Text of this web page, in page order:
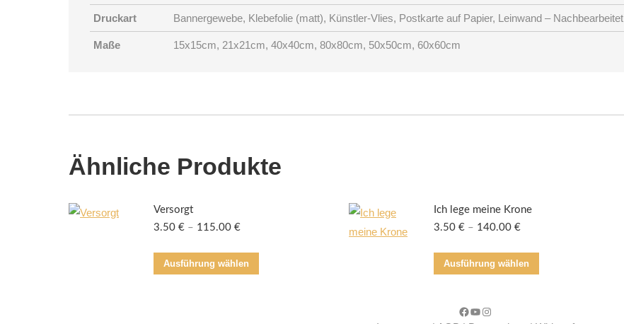
Druckart Bannergewebe, Klebefolie (matt), Künstler-Vlies, Postkarte auf Papier, Leinwand – Nachbearbeitet
Maße 15x15cm, 21x21cm, 40x40cm, 80x80cm, 50x50cm, 60x60cm
Ähnliche Produkte
Versorgt
3.50 € – 115.00 €
Ausführung wählen
Ich lege meine Krone
3.50 € – 140.00 €
Ausführung wählen
Facebook YouTube Instagram